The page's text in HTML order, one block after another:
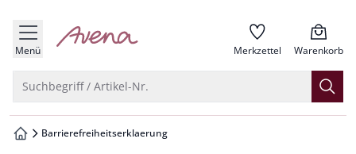
springen
springen
springen
springen
Menü zur Startseite Merkzettel Warenkorb
Suchbegriff / Artikel-Nr.
zur Startseite
Barrierefreiheitserklaerung